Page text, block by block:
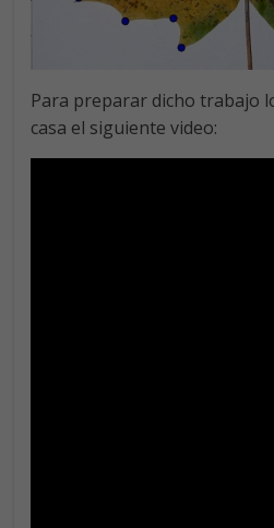
Para preparar dicho trabajo
casa el siguiente video: